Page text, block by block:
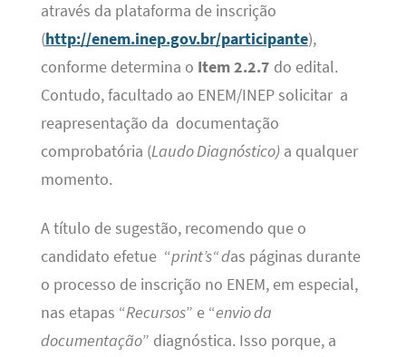
através da plataforma de inscrição
(http://enem.inep.gov.br/participante),
conforme determina o Item 2.2.7 do edital.
Contudo, facultado ao ENEM/INEP solicitar a
reapresentação da documentação
comprobatória (Laudo Diagnóstico)a qualquer
momento.
A título de sugestão, recomendo que o
candidato efetue “print’s“ das páginas durante
o processo de inscrição no ENEM, em especial,
nas etapas “Recursos” e “envio da
documentação” diagnóstica. Isso porque, a